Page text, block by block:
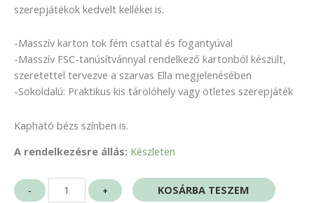
szerepjátékok kedvelt kellékei is.
-Masszív karton tok fém csattal és fogantyúval
-Masszív FSC-tanúsítvánnyal rendelkező kartonból készült,
szeretettel tervezve a szarvas Ella megjelenésében
-Sokoldalú: Praktikus kis tárolóhely vagy ötletes szerepjáték
Kapható bézs színben is.
A rendelkezésre állás: Készleten
- + KOSÁRBA TESZEM